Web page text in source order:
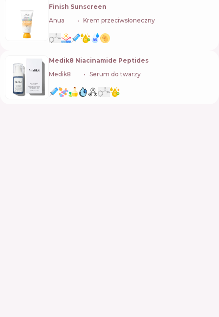
Finish Sunscreen
Anua
Krem przeciwsłoneczny
Medik8 Niacinamide Peptides
Medik8
Serum do twarzy